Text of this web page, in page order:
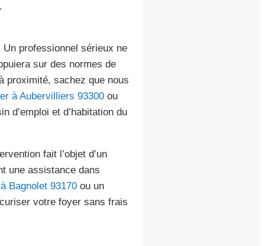
professionnel sérieux ne
sur des normes de
proximité, sachez que nous
à Aubervilliers 93300ou
d’emploi et d’habitation du
fait l’objet d’un
une assistance dans
Bagnolet 93170ou un
votre foyer sans frais